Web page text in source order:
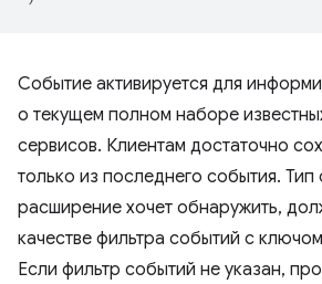
Событие активируется для
о текущем полном наборе
сервисов. Клиентам достаточно
только из последнего события.
расширение хочет обнаружить,
качестве фильтра событий с
Если фильтр событий не указан,